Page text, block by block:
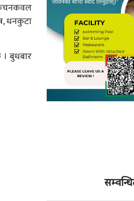
धनकुटा
बुधबार